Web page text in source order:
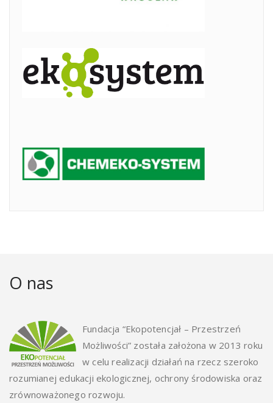
O nas
Fundacja “Ekopotencjał – Przestrzeń
Możliwości” została założona w 2013 roku
w celu realizacji działań na rzecz szeroko
rozumianej edukacji ekologicznej, ochrony środowiska oraz
zrównoważonego rozwoju.